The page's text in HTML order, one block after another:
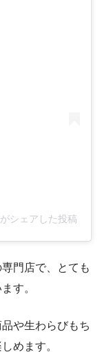
シェアした投稿
門店で、とても
す。
や生わらびもち
めます。